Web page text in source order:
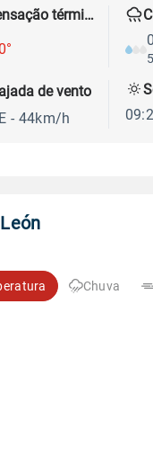
Sensação térmica
de vento
- 44km/h
Chuva